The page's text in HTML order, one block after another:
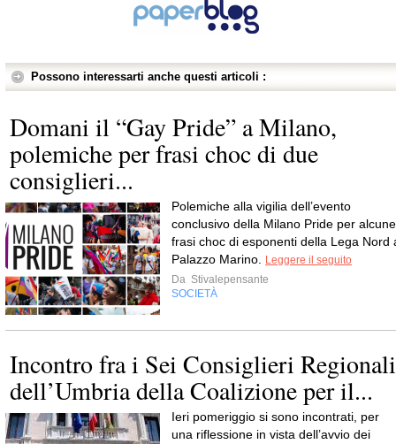
Possono interessarti anche questi articoli :
Domani il “Gay Pride” a Milano,
polemiche per frasi choc di due
consiglieri...
Polemiche alla vigilia dell’evento
conclusivo della Milano Pride per alcune
frasi choc di esponenti della Lega Nord
Palazzo Marino.
Leggere il seguito
Da Stivalepensante
SOCIETÀ
Incontro fra i Sei Consiglieri Regionali
dell’Umbria della Coalizione per il...
Ieri pomeriggio si sono incontrati, per
una riflessione in vista dell’avvio dei